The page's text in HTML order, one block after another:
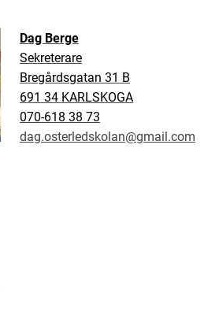
Dag Berge
Sekreterare
Bregårdsgatan 31 B
691 34 KARLSKOGA
070-618 38 73
dag.osterledskolan@gmail.com